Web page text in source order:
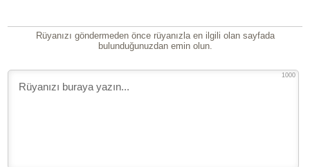
Rüyanızı göndermeden önce rüyanızla en ilgili olan sayfada
bulunduğunuzdan emin olun.
1000